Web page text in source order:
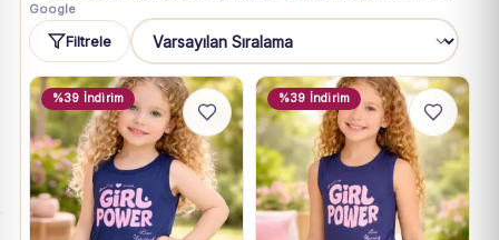
Google
Filtrele
Sıralama
%39 İndirim %39 İndirim